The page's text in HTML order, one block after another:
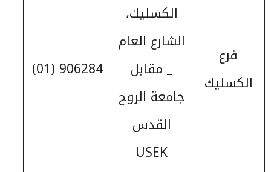
فرع
الكسليك
الكسليك،
الشارع العام
_ مقابل
جامعة الروح
القدس
USEK
906284 (01)